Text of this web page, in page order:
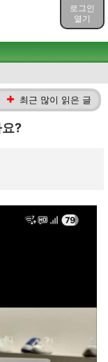
로그인
열기
최근 많이 읽은 글
?